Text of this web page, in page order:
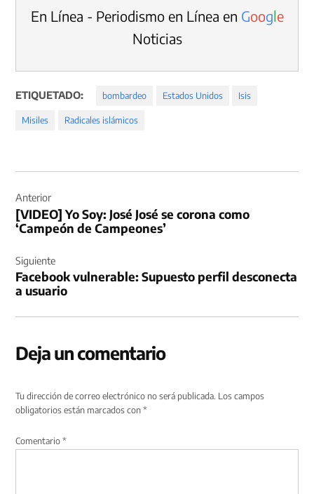
En Línea - Periodismo en Línea en Google
Noticias
ETIQUETADO: bombardeo Estados Unidos Isis
Misiles Radicales islámicos
de
entradas
Anterior
[VIDEO] Yo Soy: José José se corona como
‘Campeón de Campeones’
Siguiente
Facebook vulnerable: Supuesto perfil desconecta
a usuario
Deja un comentario
Tu dirección de correo electrónico no será publicada. Los campos
obligatorios están marcados con*
Comentario*